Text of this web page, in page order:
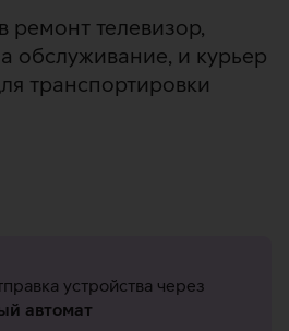
ремонт телевизор,
обслуживание, и курьер
транспортировки
устройства через
автомат